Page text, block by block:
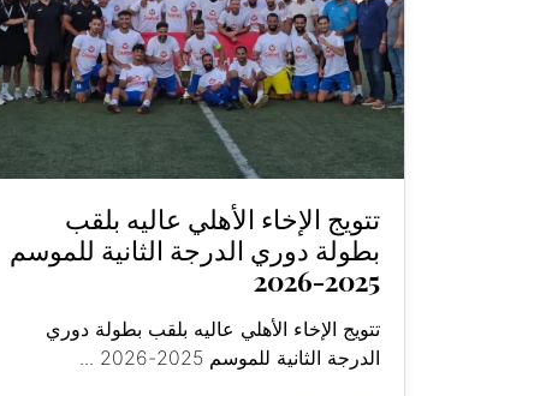
تتويج الإخاء الأهلي عاليه بلقب
بطولة دوري الدرجة الثانية للموسم
2025-2026
تتويج الإخاء الأهلي عاليه بلقب بطولة دوري
الدرجة الثانية للموسم 2025-2026 ...